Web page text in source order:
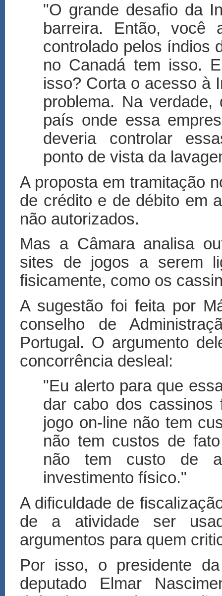
"O grande desafio da
barreira. Então,
controlado pelos índios
no Canadá tem isso.
isso? Corta o acesso à
problema. Na
país onde essa
deveria controlar
ponto de vista da
A proposta em tramitação
de crédito e de débito em
não autorizados.
Mas a Câmara analisa
sites de jogos a serem
fisicamente, como os
A sugestão foi feita por
conselho de
Portugal. O argumento
concorrência desleal:
"Eu alerto para que
dar cabo dos cassinos
jogo on-line não tem
não tem custos de
não tem custo de
investimento físico."
A dificuldade de
de a atividade ser
argumentos para quem
Por isso, o presidente
deputado Elmar